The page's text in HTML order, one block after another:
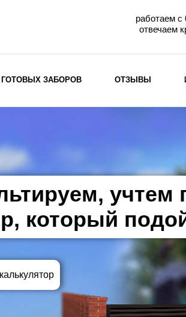
работаем с
отвечаем
горизонтального
Металлические заборы для
Забор жалюзи с кирпичными
Металлические заборы
Металлические ограждения
ВЫБОР ПО
Горизонтальные заборы
Высокие заборы
ГОТОВЫХ ЗАБОРОВ ОТЗЫВЫ
который